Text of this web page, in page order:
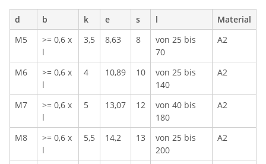
d b k e s l
Material
M5
>= 0,6 x
l
3,5 8,63 8
von 25 bis
70
A2
M6
>= 0,6 x
l
4 10,89 10
von 25 bis
140
A2
M7
>= 0,6 x
l
5 13,07 12
von 40 bis
180
A2
M8
>= 0,6 x
l
5,5 14,2 13
von 25 bis
200
A2